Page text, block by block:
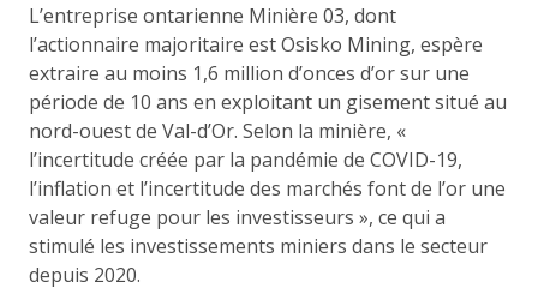
L’entreprise ontarienne Minière 03, dont
l’actionnaire majoritaire est Osisko Mining, espère
extraire au moins 1,6 million d’onces d’or sur une
période de 10 ans en exploitant un gisement situé au
nord-ouest de Val-d’Or. Selon la minière, «
l’incertitude créée par la pandémie de COVID-19,
l’inflation et l’incertitude des marchés font de l’or une
valeur refuge pour les investisseurs », ce qui a
stimulé les investissements miniers dans le secteur
depuis 2020.